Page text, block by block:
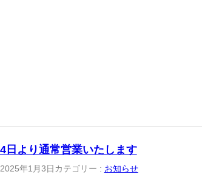
4日より通常営業いたします
2025年1月3日 カテゴリー : お知らせ